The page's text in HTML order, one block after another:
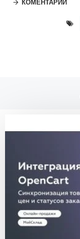
КОМЕНТАРИИ